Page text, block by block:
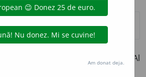
Al
Am donat deja.